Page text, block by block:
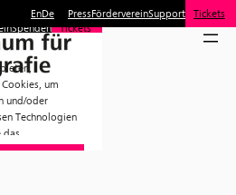
EnDe PressFördervereinSupport Tickets